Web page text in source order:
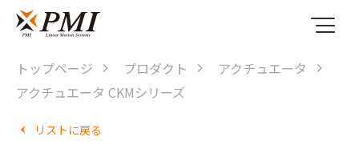
トップページ プロダクト
アクチュエータ
アクチュエータ CKMシリーズ
リストに戻る